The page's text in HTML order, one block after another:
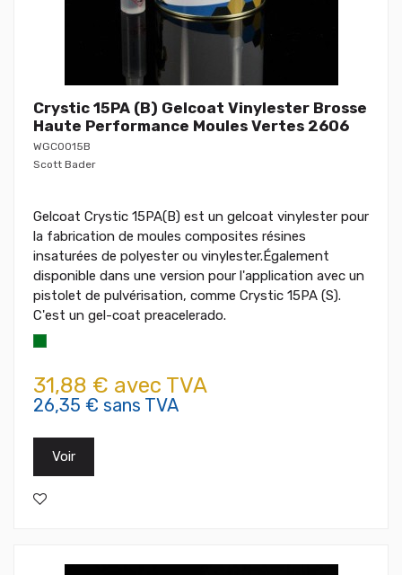
Crystic 15PA (B) Gelcoat Vinylester Brosse
Haute Performance Moules Vertes 2606
WGC0015B
Scott Bader
Gelcoat Crystic 15PA(B) est un gelcoat vinylester pour
la fabrication de moules composites résines
insaturées de polyester ou vinylester.Également
disponible dans une version pour l'application avec un
pistolet de pulvérisation, comme Crystic 15PA (S).
C'est un gel-coat preacelerado.
31,88 € avec TVA
26,35 € sans TVA
Voir